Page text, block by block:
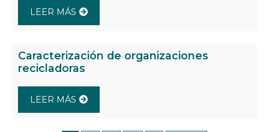
LEER MÁS
Caracterización de organizaciones
recicladoras
LEER MÁS